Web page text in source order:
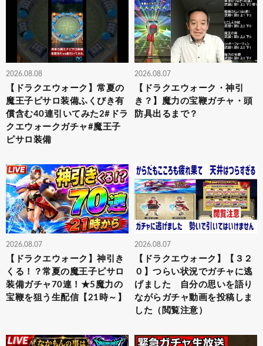
2026.08.08
【ドラクエウォーク】常夏の
魔王子ピサロ装備ふくびき有
償含む40連引いてみた2#ドラ
クエウォークガチャ#魔王子
ピサロ装備
2026.08.07
【ドラクエウォーク・神引
き？】魔力の宝鞭ガチャ・頭
防具出るまで？
2026.08.07
【ドラクエウォーク】神引き
くる！？常夏の魔王子ピサロ
装備ガチャ70連！★5魔力の
宝鞭を狙う生配信【21時～】
2026.08.07
【ドラクエウォーク】【３２
０】つらい状況でガチャに逃
げました 自分の思いを語り
ながらガチャ動画を投稿しま
した（閲覧注意）